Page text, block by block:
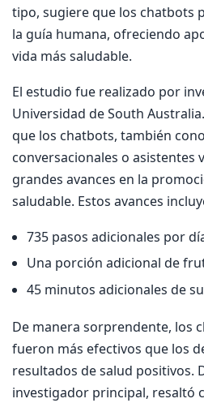
tipo, sugiere que los chatbots
la guía humana, ofreciendo
vida más saludable.
El estudio fue realizado por
Universidad de South
que los chatbots, también
conversacionales o asistentes
grandes avances en la
saludable. Estos avances
735 pasos adicionales por
Una porción adicional de
45 minutos adicionales de
De manera sorprendente, los
fueron más efectivos que los
resultados de salud positivos.
investigador principal, resaltó